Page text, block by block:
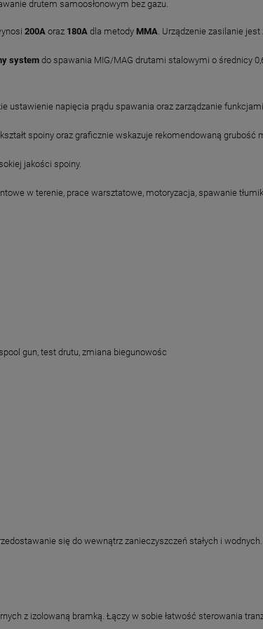
drutem samoosłonowym bez gazu.
200A oraz 180A dla metody MMA . Urządzenie zasilanie
system do spawania MIG/MAG drutami stalowymi o średnicy
ustawienie napięcia prądu spawania oraz zarządzanie funkcjami
spoiny oraz graficznie wskazuje rekomendowaną grubość
jakości spoiny.
w terenie, prace warsztatowe, motoryzacja, spawanie
gun, test drutu, zmiana biegunowośc
się do wewnątrz zanieczyszczeń stałych i
z izolowaną bramką. Łączy w sobie łatwość sterowania